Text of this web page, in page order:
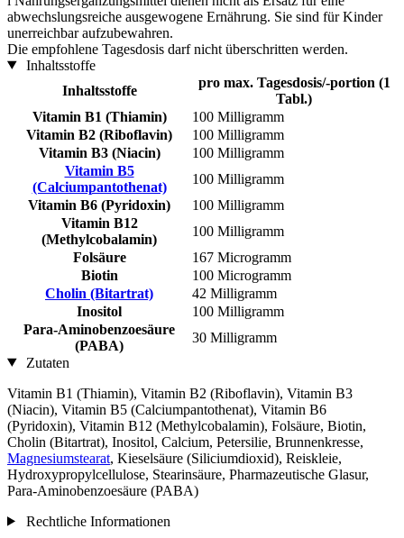
abwechslungsreiche ausgewogene Ernährung. Sie sind für Kinder
unerreichbar aufzubewahren.
Die empfohlene Tagesdosis darf nicht überschritten werden.
Inhaltsstoffe
Inhaltsstoffe
pro max. Tagesdosis/-portion (1
Tabl.)
Vitamin B1 (Thiamin)
100 Milligramm
Vitamin B2 (Riboflavin)
100 Milligramm
Vitamin B3 (Niacin)
100 Milligramm
Vitamin B5
(Calciumpantothenat)
100 Milligramm
Vitamin B6 (Pyridoxin)
100 Milligramm
Vitamin B12
(Methylcobalamin)
100 Milligramm
Folsäure
167 Microgramm
Biotin
100 Microgramm
Cholin (Bitartrat)
42 Milligramm
Inositol
100 Milligramm
Para-Aminobenzoesäure
(PABA)
30 Milligramm
Zutaten
Vitamin B1 (Thiamin), Vitamin B2 (Riboflavin), Vitamin B3
(Niacin), Vitamin B5 (Calciumpantothenat), Vitamin B6
(Pyridoxin), Vitamin B12 (Methylcobalamin), Folsäure, Biotin,
Cholin (Bitartrat), Inositol, Calcium, Petersilie, Brunnenkresse,
Magnesiumstearat, Kieselsäure (Siliciumdioxid), Reiskleie,
Hydroxypropylcellulose, Stearinsäure, Pharmazeutische Glasur,
Para-Aminobenzoesäure (PABA)
Rechtliche Informationen